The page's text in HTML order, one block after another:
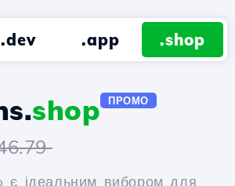
.dev .app .shop
shop ПРОМО
є ідеальним вибором для